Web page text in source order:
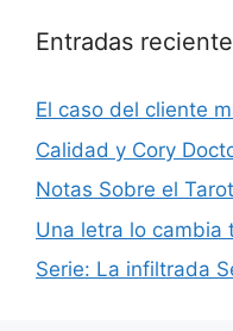
Entradas
El caso del cliente
Calidad y Cory
Notas Sobre el
Una letra lo cambia
Serie: La infiltrada